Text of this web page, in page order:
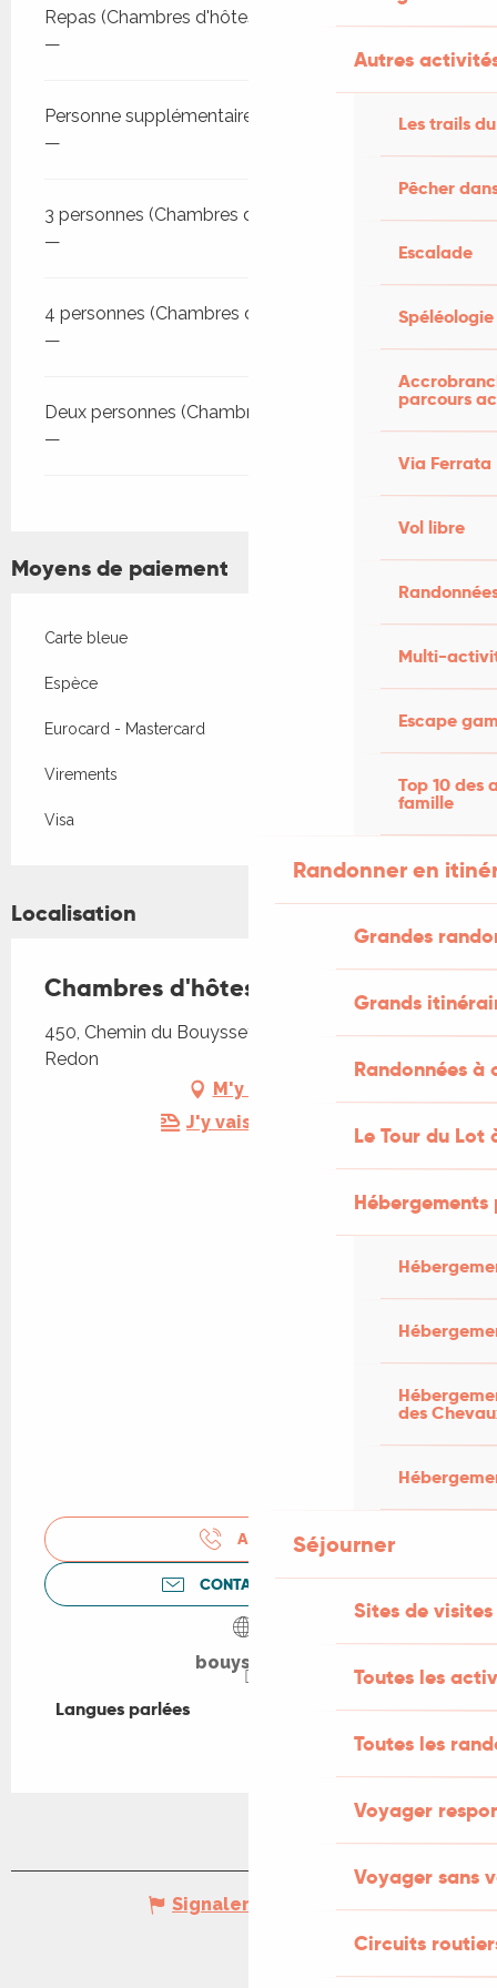
Autres
Les trails
Pêcher
Escalade
Spéléologie
parcours
Via Ferrata
Vol libre
Multi-
Escape
Top 10 des
famille
Randonner en
Grandes
Grands
Randonnées
Le Tour du Lot
des
Séjourner
Sites de visites
Toutes les
Toutes les
Voyager
Voyager sans
Circuits
Repas (Chambres d'hôtes)
—
Personne supplémentaire (Chambres d'hôtes)
—
3 personnes (Chambres d'hôtes)
—
4 personnes (Chambres d'hôtes)
—
Deux personnes (Chambres d'hôtes)
—
Moyens de paiement
Carte bleue
Espèce
Eurocard - Mastercard
Virements
Visa
Localisation
Chambres d'hôtes Bouysset
450, Chemin du Bouysset, 46700 Saint-Martin-le-
Redon
M'y rendre
J'y vais en train !
APPELER
CONTACTEZ-NOUS
bouysset.fr
Langues parlées
Langues parlées
Signaler une erreur